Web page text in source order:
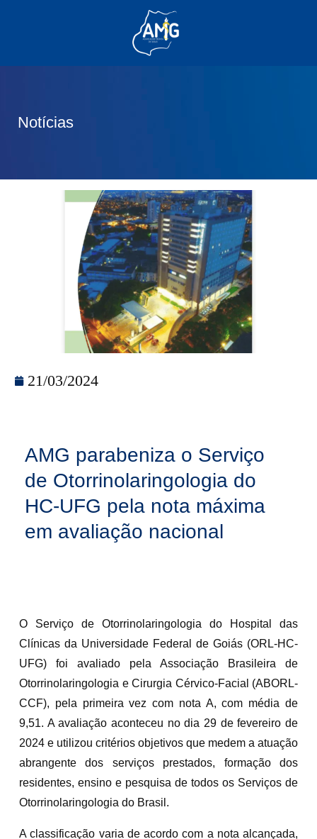
Notícias
21/03/2024
AMG parabeniza o Serviço
de Otorrinolaringologia do
HC-UFG pela nota máxima
em avaliação nacional
O Serviço de Otorrinolaringologia do Hospital das
Clínicas da Universidade Federal de Goiás (ORL-HC-
UFG) foi avaliado pela Associação Brasileira de
Otorrinolaringologia e Cirurgia Cérvico-Facial (ABORL-
CCF), pela primeira vez com nota A, com média de
9,51. A avaliação aconteceu no dia 29 de fevereiro de
2024 e utilizou critérios objetivos que medem a atuação
abrangente dos serviços prestados, formação dos
residentes, ensino e pesquisa de todos os Serviços de
Otorrinolaringologia do Brasil.
A classificação varia de acordo com a nota alcançada,